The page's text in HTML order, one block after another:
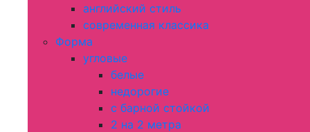
английский стиль
современная классика
Форма
угловые
белые
недорогие
с барной стойкой
2 на 2 метра